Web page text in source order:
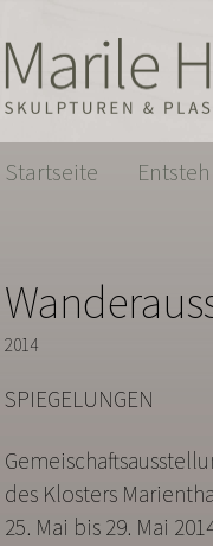
Startseite
2014
SPIEGELUNGEN
des Klosters
25. Mai bis 29. Mai